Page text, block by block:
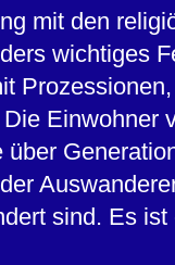
mit den
wichtiges
Einwohner
sind. Es